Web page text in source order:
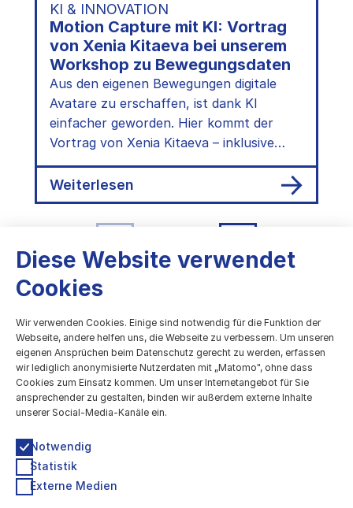
KI & INNOVATION
Motion Capture mit KI: Vortrag
von Xenia Kitaeva bei unserem
Workshop zu Bewegungsdaten
Aus den eigenen Bewegungen digitale
Avatare zu erschaffen, ist dank KI
einfacher geworden. Hier kommt der
Vortrag von Xenia Kitaeva – inklusive
Lesetipps.
Weiterlesen
Motion
mit
Vortrag
von
unserem
Workshop
zu
Bewegungsdaten
Diese Website verwendet
Cookies
Wir verwenden Cookies. Einige sind notwendig für die Funktion der
Webseite, andere helfen uns, die Webseite zu verbessern. Um unseren
eigenen Ansprüchen beim Datenschutz gerecht zu werden, erfassen
wir lediglich anonymisierte Nutzerdaten mit „Matomo", ohne dass
Cookies zum Einsatz kommen. Um unser Internetangebot für Sie
ansprechender zu gestalten, binden wir außerdem externe Inhalte
unserer Social-Media-Kanäle ein.
Notwendig
Statistik
Externe Medien